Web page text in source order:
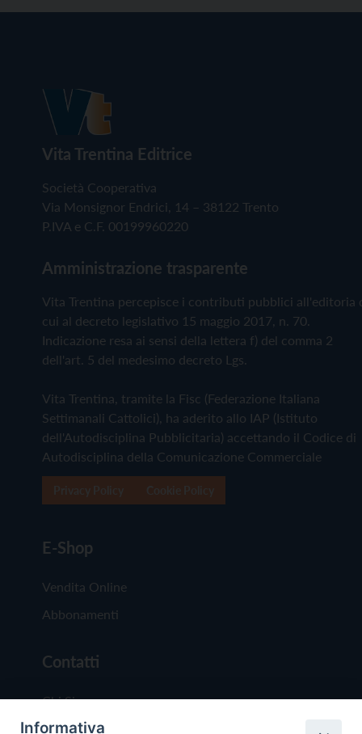
Vita Trentina Editrice
Società Cooperativa
Via Monsignor Endrici, 14 – 38122 Trento
P.IVA e C.F. 00199960220
Amministrazione trasparente
Vita Trentina percepisce i contributi pubblici all'editoria
cui al decreto legislativo 15 maggio 2017, n. 70.
Indicazione resa ai sensi della lettera f) del comma 2
dell'art. 5 del medesimo decreto Lgs.
Vita Trentina, tramite la Fisc (Federazione Italiana
Settimanali Cattolici), ha aderito allo IAP (Istituto
dell'Autodisciplina Pubblicitaria) accettando il Codice di
Autodisciplina della Comunicazione Commerciale
E-Shop
Vendita Online
Abbonamenti
Contatti
Chi Siamo
Redazione
Informativa